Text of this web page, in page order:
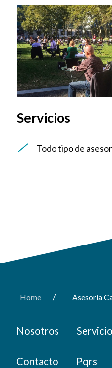
Servicios
Todo tipo de
Home / Asesoría
Nosotros
Contacto Pqrs